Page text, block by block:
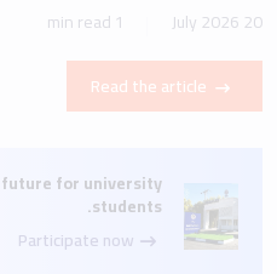
20 July 2026
1 min read
Read the article
for university
students.
Participate now